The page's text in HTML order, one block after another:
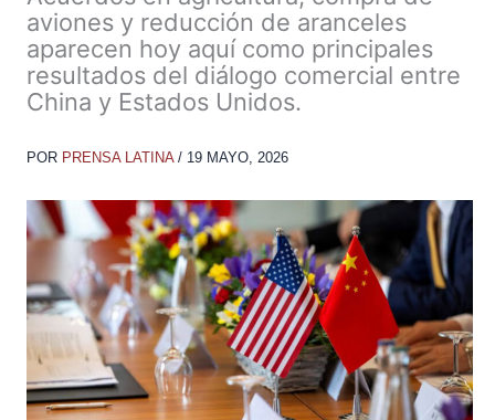
aviones y reducción de aranceles
aparecen hoy aquí como principales
resultados del diálogo comercial entre
China y Estados Unidos.
POR PRENSA LATINA / 19 MAYO, 2026